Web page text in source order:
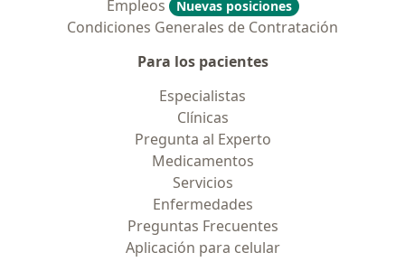
Empleos
Nuevas posiciones
Condiciones Generales de Contratación
Para los pacientes
Especialistas
Clínicas
Pregunta al Experto
Medicamentos
Servicios
Enfermedades
Preguntas Frecuentes
Aplicación para celular